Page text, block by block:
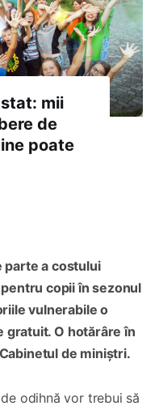
mii
de
poate
parte a costului
copii în sezonul
vulnerabile o
O hotărâre în
de miniștri.
odihnă vor trebui să